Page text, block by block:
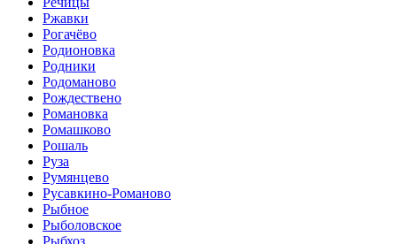
Ржавки
Рогачёво
Родионовка
Родники
Родоманово
Рождествено
Романовка
Ромашково
Рошаль
Руза
Румянцево
Русавкино-Романово
Рыбное
Рыболовское
Рыбхоз